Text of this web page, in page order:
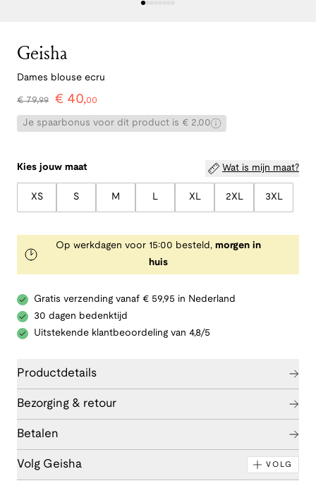
Geisha
Dames blouse ecru
€79,99 € 40,00
Je spaarbonus voor dit product is € 2,00
Kies jouw maat Wat is mijn maat?
XS S M L XL 2XL 3XL
Op werkdagen voor 15:00 besteld, morgen in
huis
Gratis verzending vanaf € 59,95 in Nederland
30 dagen bedenktijd
Uitstekende klantbeoordeling van 4,8/5
Productdetails
Bezorging & retour
Betalen
Volg Geisha VOLG